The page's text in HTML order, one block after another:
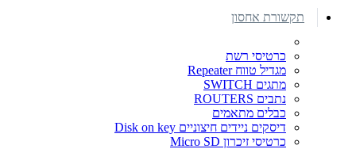
תקשורת אחסון
כרטיסי רשת
מגדיל טווח Repeater
מתגים SWITCH
נתבים ROUTERS
כבלים מתאמים
דיסקים ניידים חיצוניים Disk on key
כרטיסי זיכרון Micro SD